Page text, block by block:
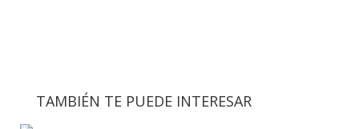
TAMBIÉN TE PUEDE INTERESAR